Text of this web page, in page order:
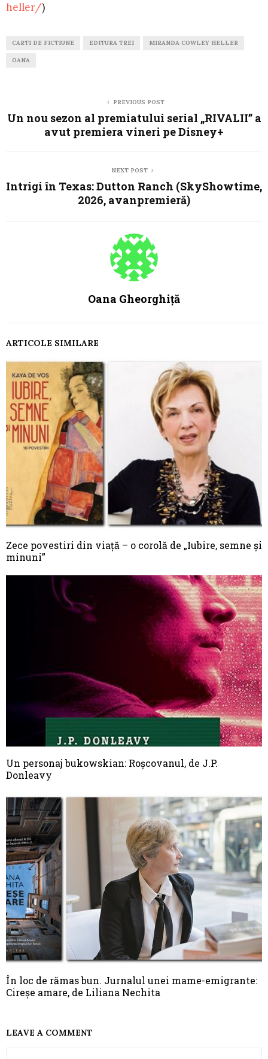
heller/)
CARTI DE FICTIUNE EDITURA TREI MIRANDA COWLEY HELLER
OANA
PREVIOUS POST
Un nou sezon al premiatului serial „RIVALII” a
avut premiera vineri pe Disney+
NEXT POST
Intrigi în Texas: Dutton Ranch (SkyShowtime,
2026, avanpremieră)
Oana Gheorghiță
ARTICOLE SIMILARE
Zece povestiri din viaţă – o corolă de „Iubire, semne şi
minuni”
Un personaj bukowskian: Roșcovanul, de J.P.
Donleavy
În loc de rămas bun. Jurnalul unei mame-emigrante:
Cireșe amare, de Liliana Nechita
LEAVE A COMMENT